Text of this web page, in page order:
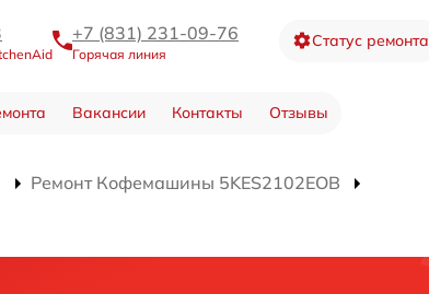
+7 (831) 231-09-76
Горячая линия
Статус ремонта
Вакансии Контакты Отзывы
Ремонт Кофемашины 5KES2102EOB